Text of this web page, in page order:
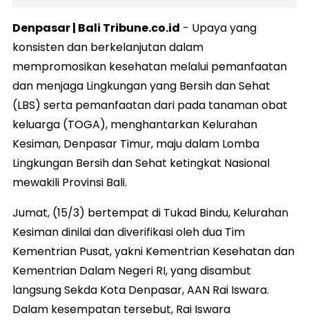
Denpasar | Bali Tribune.co.id - Upaya yang
konsisten dan berkelanjutan dalam
mempromosikan kesehatan melalui pemanfaatan
dan menjaga Lingkungan yang Bersih dan Sehat
(LBS) serta pemanfaatan dari pada tanaman obat
keluarga (TOGA), menghantarkan Kelurahan
Kesiman, Denpasar Timur, maju dalam Lomba
Lingkungan Bersih dan Sehat ketingkat Nasional
mewakili Provinsi Bali.
Jumat, (15/3) bertempat di Tukad Bindu, Kelurahan
Kesiman dinilai dan diverifikasi oleh dua Tim
Kementrian Pusat, yakni Kementrian Kesehatan dan
Kementrian Dalam Negeri RI, yang disambut
langsung Sekda Kota Denpasar, AAN Rai Iswara.
Dalam kesempatan tersebut, Rai Iswara